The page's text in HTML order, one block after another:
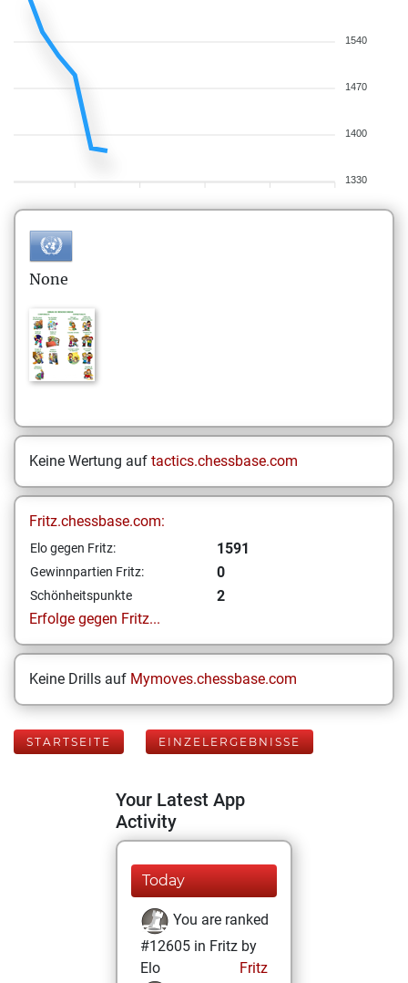
1540
1470
1400
1330
None
Keine Wertung auf tactics.chessbase.com
Fritz.chessbase.com:
Elo gegen Fritz: 1591
Gewinnpartien Fritz: 0
Schönheitspunkte
2
Erfolge gegen Fritz...
Keine Drills auf Mymoves.chessbase.com
STARTSEITE EINZELERGEBNISSE
Your Latest App
Activity
Today
You are ranked
#12605 in Fritz by
Elo
Fritz